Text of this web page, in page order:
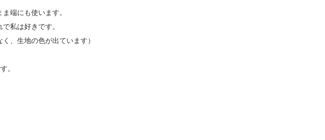
端にも使います。
私は好きです。
、生地の色が出ています）
。